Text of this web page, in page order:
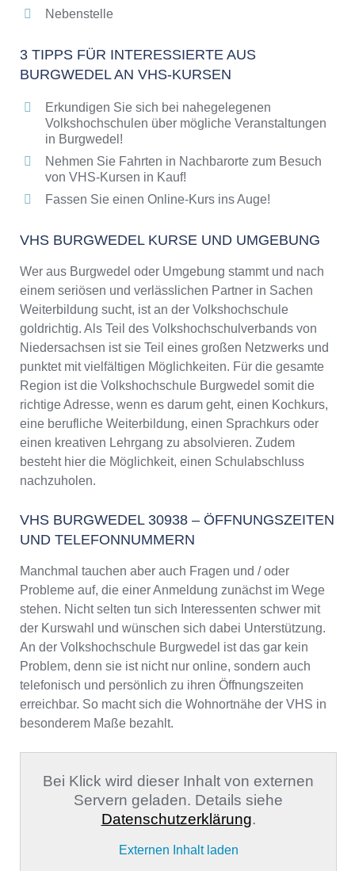
Nebenstelle
3 TIPPS FÜR INTERESSIERTE AUS
BURGWEDEL AN VHS-KURSEN
Erkundigen Sie sich bei nahegelegenen
Volkshochschulen über mögliche Veranstaltungen
in Burgwedel!
Nehmen Sie Fahrten in Nachbarorte zum Besuch
von VHS-Kursen in Kauf!
Fassen Sie einen Online-Kurs ins Auge!
VHS BURGWEDEL KURSE UND UMGEBUNG
Wer aus Burgwedel oder Umgebung stammt und nach
einem seriösen und verlässlichen Partner in Sachen
Weiterbildung sucht, ist an der Volkshochschule
goldrichtig. Als Teil des Volkshochschulverbands von
Niedersachsen ist sie Teil eines großen Netzwerks und
punktet mit vielfältigen Möglichkeiten. Für die gesamte
Region ist die Volkshochschule Burgwedel somit die
richtige Adresse, wenn es darum geht, einen Kochkurs,
eine berufliche Weiterbildung, einen Sprachkurs oder
einen kreativen Lehrgang zu absolvieren. Zudem
besteht hier die Möglichkeit, einen Schulabschluss
nachzuholen.
VHS BURGWEDEL 30938 – ÖFFNUNGSZEITEN
UND TELEFONNUMMERN
Manchmal tauchen aber auch Fragen und / oder
Probleme auf, die einer Anmeldung zunächst im Wege
stehen. Nicht selten tun sich Interessenten schwer mit
der Kurswahl und wünschen sich dabei Unterstützung.
An der Volkshochschule Burgwedel ist das gar kein
Problem, denn sie ist nicht nur online, sondern auch
telefonisch und persönlich zu ihren Öffnungszeiten
erreichbar. So macht sich die Wohnortnähe der VHS in
besonderem Maße bezahlt.
Bei Klick wird dieser Inhalt von externen
Servern geladen. Details siehe
Datenschutzerklärung.
Externen Inhalt laden